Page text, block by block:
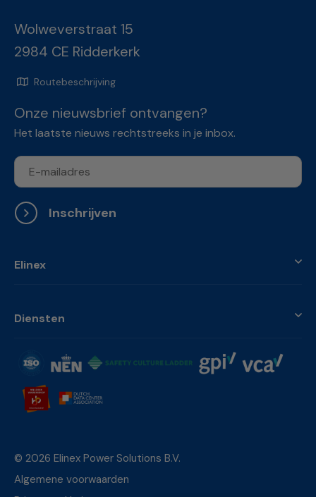
Wolweverstraat 15
2984 CE Ridderkerk
Routebeschrijving
Onze nieuwsbrief ontvangen?
Het laatste nieuws rechtstreeks in je inbox.
Inschrijven
Elinex
Diensten
© 2026 Elinex Power Solutions B.V.
Algemene voorwaarden